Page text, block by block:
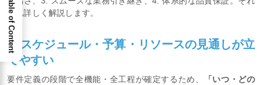
ぞれ詳しく解説します。
1. スケジュール・予算・リソースの見通しが立
てやすい
要件定義の段階で全機能・全工程が確定するため、
「いつ・どの
Table of Content